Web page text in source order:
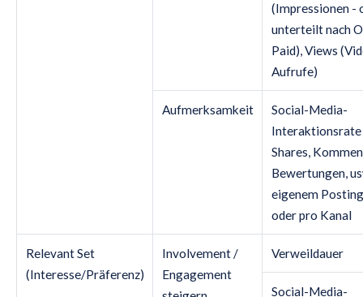
(Impressionen -
unterteilt nach
Paid), Views
Aufrufe)
Aufmerksamkeit
Social-Media-
Interaktionsrate
Shares,
Bewertungen,
eigenem
oder pro Kanal
Relevant Set
(Interesse/Präferenz)
Involvement /
Engagement
Verweildauer
Social-Media-